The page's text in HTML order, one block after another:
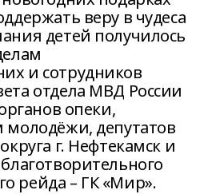
веру в чудеса
детей получилось
и сотрудников
отдела МВД России
опеки,
молодёжи, депутатов
г. Нефтекамск и
рейда – ГК «Мир».